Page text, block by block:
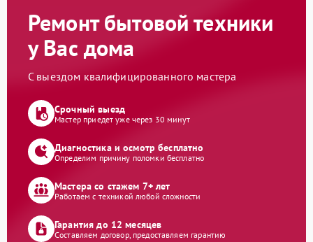
Ремонт бытовой техники
у Вас дома
С выездом квалифицированного мастера
Срочный выезд
Мастер приедет уже через 30 минут
Диагностика и осмотр бесплатно
Определим причину поломки бесплатно
Мастера со стажем 7+ лет
Работаем с техникой любой сложности
Гарантия до 12 месяцев
Составляем договор, предоставляем гарантию